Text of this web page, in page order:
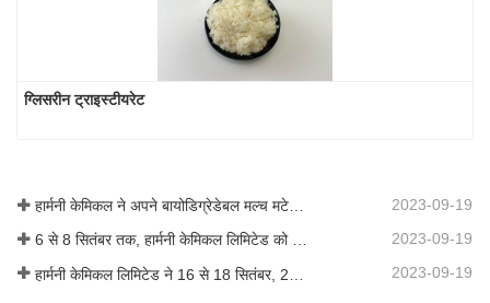
ग्लिसरीन ट्राइस्टीयरेट
2023-09-19
6 से 8 सितंबर तक, हार्मनी केमिकल लिमिटेड को कोटिंग्स ट्रेंड्स एंड टेक्नोलॉजी समिट (सीटीटी) में प्रदर्शन के लिए आमंत्रित किया गया था। 2023-09-19
2023-09-19